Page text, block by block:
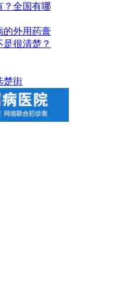
？全国有哪
的外用药膏
很清楚？
楚街